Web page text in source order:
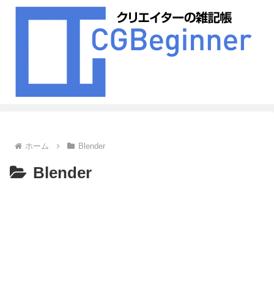
ホーム Blender
Blender